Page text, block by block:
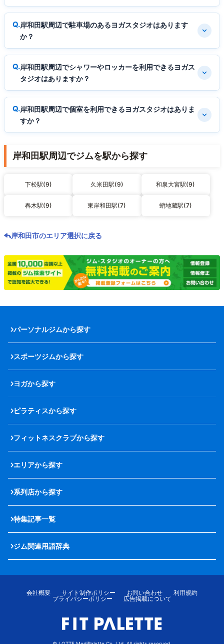
岸和田駅周辺で駐車場のあるヨガスタジオはあります
か？
岸和田駅周辺でシャワーやロッカーを利用できるヨガス
タジオはありますか？
岸和田駅周辺で個室を利用できるヨガスタジオはありま
すか？
岸和田駅周辺でジムを駅から探す
下松駅(9) 久米田駅(9) 和泉大宮駅(9)
春木駅(9) 東岸和田駅(7) 蛸地蔵駅(7)
岸和田市のエリア選択に戻る
パーソナルジムから探す
スポーツジムから探す
ヨガから探す
ピラティスから探す
フィットネスクラブから探す
エリアから探す
系列店から探す
特集記事一覧
ジム関連用語辞典
会社概要 サイト制作ポリシー お問い合わせ
利用規約
プライバシーポリシー
広告掲載について